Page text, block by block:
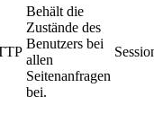
Behält die
Zustände des
Benutzers bei
allen
Seitenanfragen
bei.